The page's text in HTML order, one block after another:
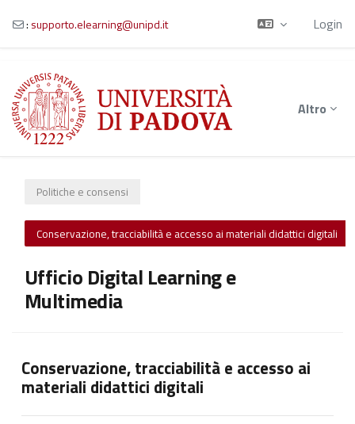
Vai al contenuto principale
: supporto.elearning@unipd.it Login
Altro
Politiche e consensi
Conservazione, tracciabilità e accesso ai materiali didattici digitali
Ufficio Digital Learning e
Multimedia
Conservazione, tracciabilità e accesso ai
materiali didattici digitali